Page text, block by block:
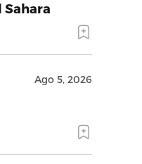
Sahara
Ago 5, 2026